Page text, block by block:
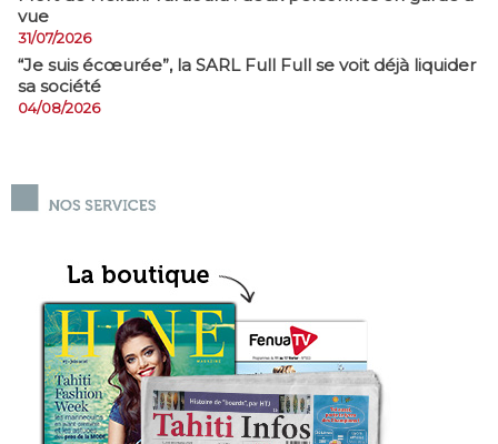
vue
31/07/2026
​“Je suis écœurée”, la SARL Full Full se voit déjà liquider
sa société
04/08/2026